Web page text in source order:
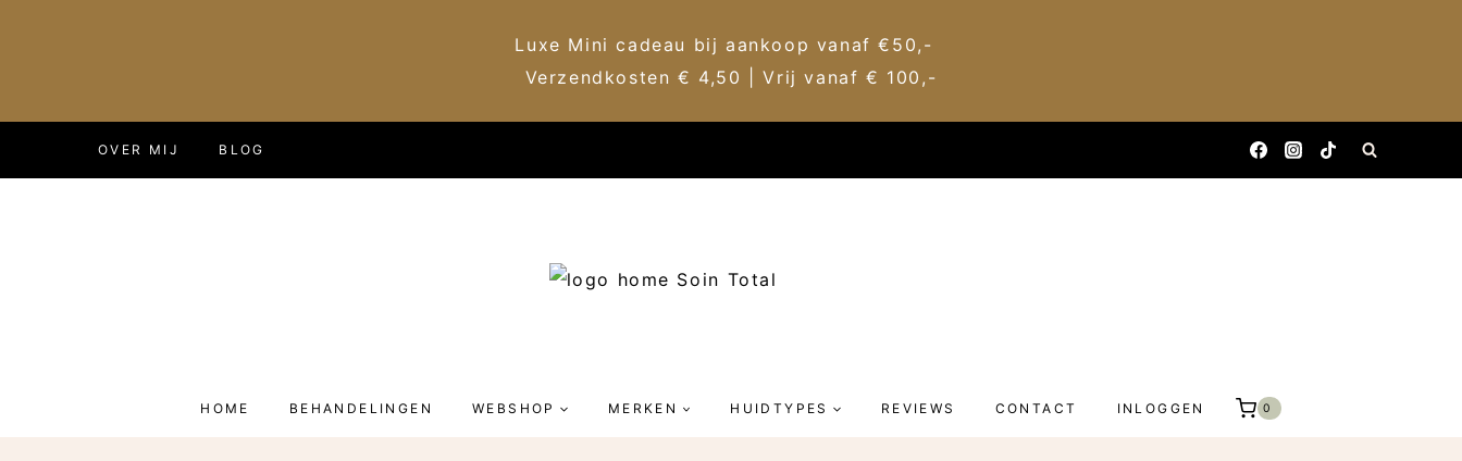
Luxe Mini cadeau bij aankoop vanaf €50,-
Verzendkosten € 4,50 | Vrij vanaf € 100,-
OVER MIJ BLOG
HOME BEHANDELINGEN WEBSHOP MERKEN HUIDTYPES REVIEWS CONTACT INLOGGEN 0